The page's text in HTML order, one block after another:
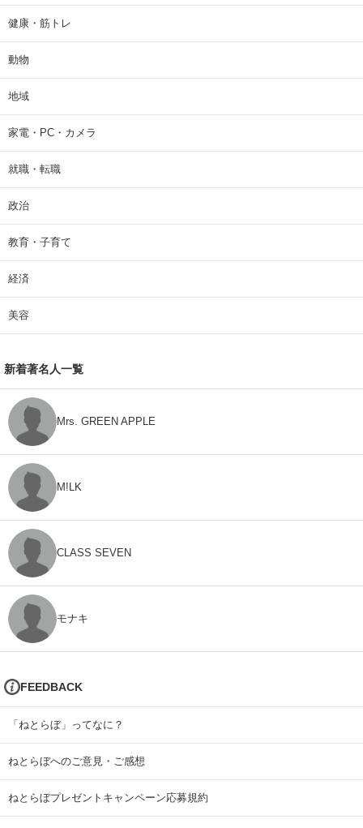
健康・筋トレ
動物
地域
家電・PC・カメラ
就職・転職
政治
教育・子育て
経済
美容
新着著名人一覧
Mrs. GREEN APPLE
M!LK
CLASS SEVEN
モナキ
FEEDBACK
「ねとらぼ」ってなに？
ねとらぼへのご意見・ご感想
ねとらぼプレゼントキャンペーン応募規約